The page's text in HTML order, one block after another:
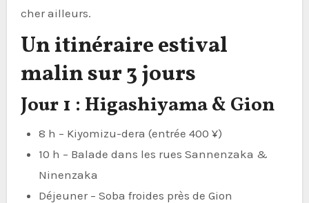
cher ailleurs.
Un itinéraire estival
malin sur 3 jours
Jour 1 : Higashiyama & Gion
8 h – Kiyomizu-dera (entrée 400 ¥)
10 h – Balade dans les rues Sannenzaka &
Ninenzaka
Déjeuner – Soba froides près de Gion